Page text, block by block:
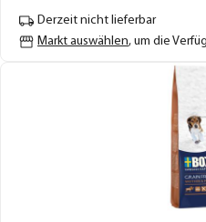
Derzeit nicht lieferbar
Markt auswählen, um die